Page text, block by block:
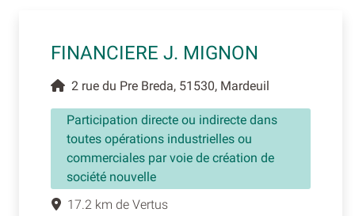
FINANCIERE J. MIGNON
2 rue du Pre Breda, 51530, Mardeuil
Participation directe ou indirecte dans
toutes opérations industrielles ou
commerciales par voie de création de
société nouvelle
17.2 km de Vertus